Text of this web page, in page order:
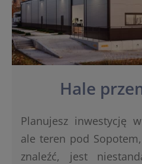
Hale
Planujesz inwestycję
ale teren pod
znaleźć, jest